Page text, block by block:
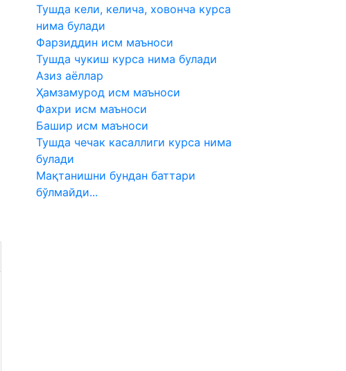
Тушда кели, келича, ховонча курса
нима булади
Фарзиддин исм маъноси
Тушда чукиш курса нима булади
Aзиз аёллар
Ҳамзамурод исм маъноси
Фахри исм маъноси
Башир исм маъноси
Тушда чечак касаллиги курса нима
булади
Мақтанишни бундан баттари
бўлмайди...